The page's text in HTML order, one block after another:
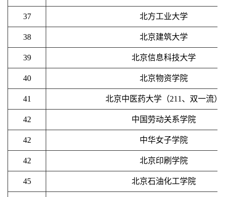
37 北方工业大学
38 北京建筑大学
39 北京信息科技大学
40 北京物资学院
41 北京中医药大学（211、双一流）
42 中国劳动关系学院
42 中华女子学院
42 北京印刷学院
45 北京石油化工学院